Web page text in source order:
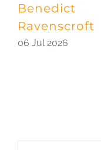
Benedict
Ravenscroft
06 Jul 2026